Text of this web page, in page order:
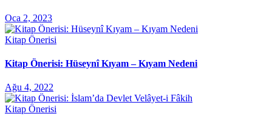
Oca 2, 2023
Kitap Önerisi
Kitap Önerisi: Hüseynî Kıyam – Kıyam Nedeni
Ağu 4, 2022
Kitap Önerisi